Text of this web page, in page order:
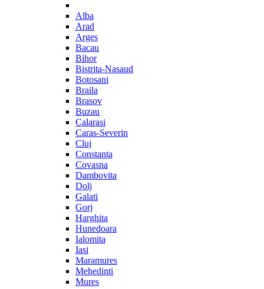
Alba
Arad
Arges
Bacau
Bihor
Bistrita-Nasaud
Botosani
Braila
Brasov
Buzau
Calarasi
Caras-Severin
Cluj
Constanta
Covasna
Dambovita
Dolj
Galati
Gorj
Harghita
Hunedoara
Ialomita
Iasi
Maramures
Mehedinti
Mures